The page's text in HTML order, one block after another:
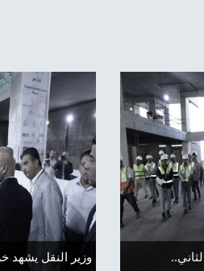
النقل يتفقد محطات ومسار الخط الثاني